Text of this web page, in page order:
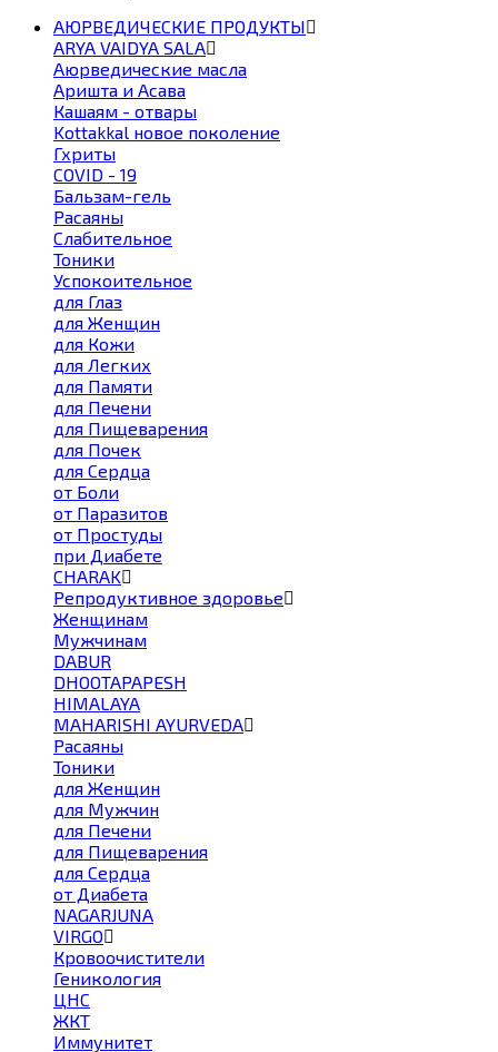
АЮРВЕДИЧЕСКИЕ ПРОДУКТЫ
ARYA VAIDYA SALA
Аюрведические масла
Аришта и Асава
Кашаям - отвары
Kottakkal новое поколение
Гхриты
COVID - 19
Бальзам-гель
Расаяны
Слабительное
Тоники
Успокоительное
для Глаз
для Женщин
для Кожи
для Легких
для Памяти
для Печени
для Пищеварения
для Почек
для Сердца
от Боли
от Паразитов
от Простуды
при Диабете
CHARAK
Репродуктивное здоровье
Женщинам
Мужчинам
DABUR
DHOOTAPAPESH
HIMALAYA
MAHARISHI AYURVEDA
Расаяны
Тоники
для Женщин
для Мужчин
для Печени
для Пищеварения
для Сердца
от Диабета
NAGARJUNA
VIRGO
Кровоочистители
Геникология
ЦНС
ЖКТ
Иммунитет